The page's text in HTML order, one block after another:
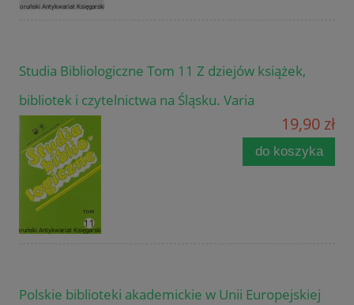
Studia Bibliologiczne Tom 11 Z dziejów książek,
bibliotek i czytelnictwa na Śląsku. Varia
19,90 zł
do koszyka
Polskie biblioteki akademickie w Unii Europejskiej